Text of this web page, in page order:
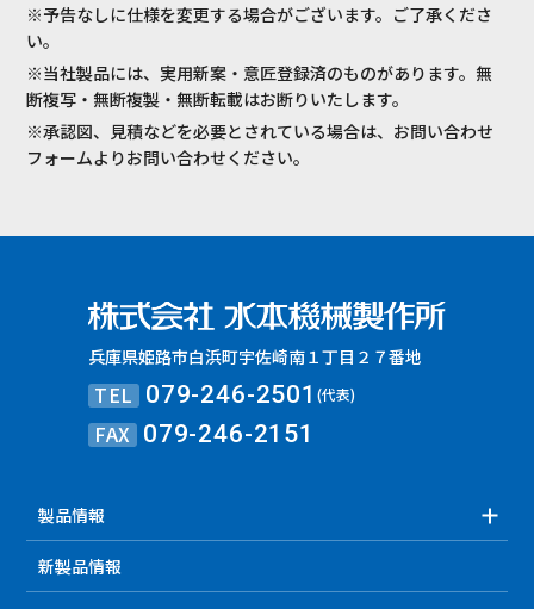
※予告なしに仕様を変更する場合がございます。ご了承くださ
い。
※当社製品には、実用新案・意匠登録済のものがあります。無
断複写・無断複製・無断転載はお断りいたします。
※承認図、見積などを必要とされている場合は、お問い合わせ
フォームよりお問い合わせください。
兵庫県姫路市白浜町宇佐崎南１丁目２７番地
TEL 079-246-2501(代表)
FAX 079-246-2151
製品情報
新製品情報